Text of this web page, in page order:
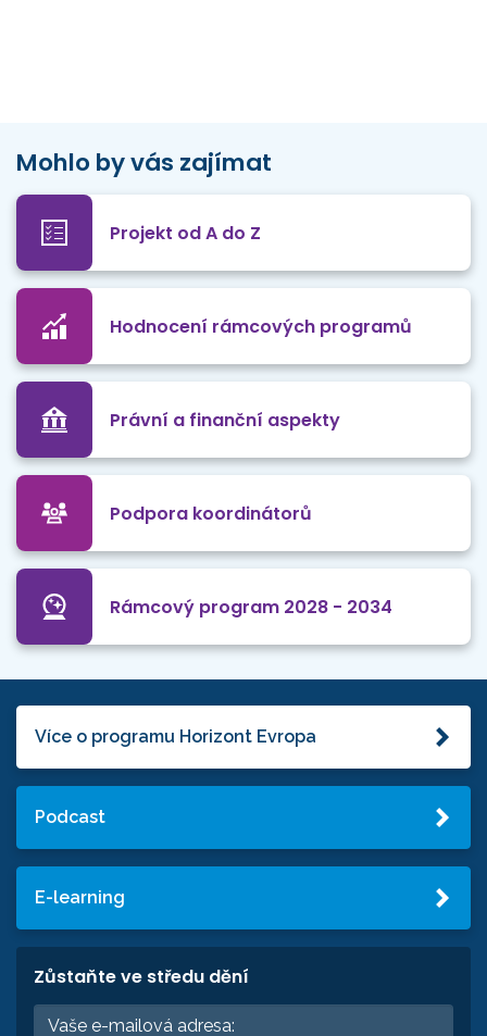
Mohlo by vás zajímat
Projekt od A do Z
Hodnocení rámcových programů
Právní a finanční aspekty
Podpora koordinátorů
Rámcový program 2028 - 2034
Více o programu Horizont Evropa
Podcast
E-learning
Zůstaňte ve středu dění